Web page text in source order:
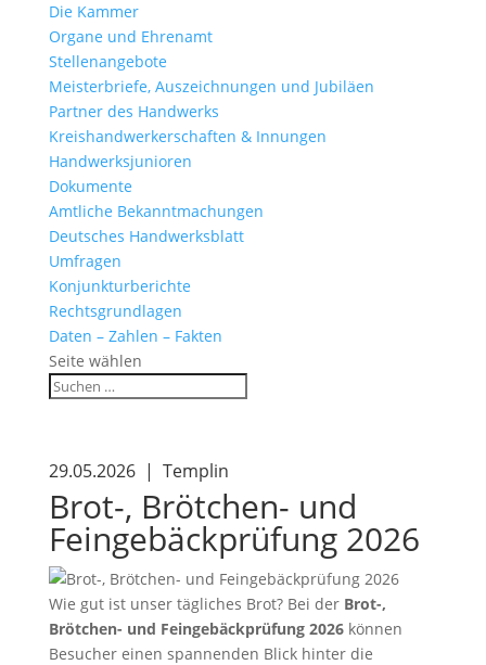
Die Kammer
Organe und Ehrenamt
Stellenangebote
Meisterbriefe, Auszeichnungen und Jubiläen
Partner des Handwerks
Kreishandwerkerschaften & Innungen
Handwerksjunioren
Dokumente
Amtliche Bekanntmachungen
Deutsches Handwerksblatt
Umfragen
Konjunkturberichte
Rechtsgrundlagen
Daten – Zahlen – Fakten
Seite wählen
29.05.2026 | Templin
Brot-, Brötchen- und
Feingebäckprüfung 2026
Wie gut ist unser tägliches Brot? Bei der Brot-,
Brötchen- und Feingebäckprüfung 2026können
Besucher einen spannenden Blick hinter die